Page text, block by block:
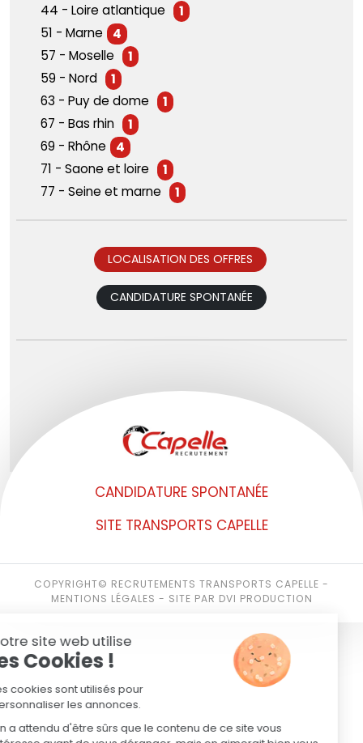
44 - Loire atlantique
1
51 - Marne
4
57 - Moselle
1
59 - Nord
1
63 - Puy de dome
1
67 - Bas rhin
1
69 - Rhône
4
71 - Saone et loire
1
77 - Seine et marne
1
LOCALISATION DES OFFRES
CANDIDATURE SPONTANÉE
CANDIDATURE SPONTANÉE
SITE TRANSPORTS CAPELLE
COPYRIGHT© RECRUTEMENTS TRANSPORTS CAPELLE -
MENTIONS LÉGALES - SITE PAR DVI PRODUCTION